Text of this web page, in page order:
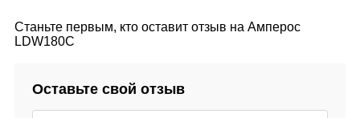
Станьте первым, кто оставит отзыв на Амперос
LDW180С
Оставьте свой отзыв